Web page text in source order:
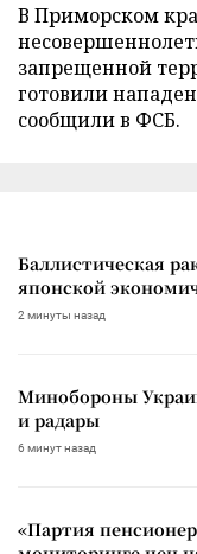
В Приморском
запрещенной
готовили
сообщили в ФСБ.
Баллистическая
японской
2 минуты назад
Минобороны
и радары
6 минут назад
«Партия